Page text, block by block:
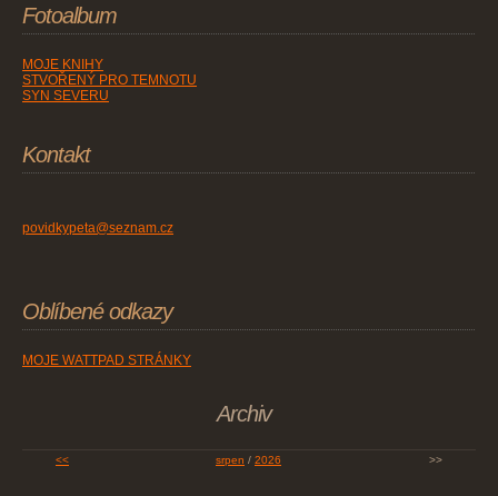
Fotoalbum
MOJE KNIHY
STVOŘENÝ PRO TEMNOTU
SYN SEVERU
Kontakt
povidkypeta@seznam.cz
Oblíbené odkazy
MOJE WATTPAD STRÁNKY
Archiv
<< srpen / 2026 >>